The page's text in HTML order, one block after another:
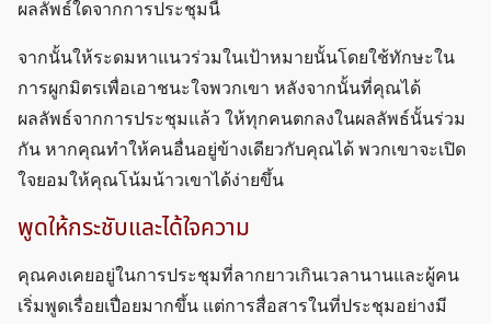
ผลลัพธ์ใดจากการประชุมนี้
จากนั้นให้ระดมหาแนวร่วมในเป้าหมายนั้นโดยใช้ทักษะใน
การผูกมิตรเพื่อเอาชนะใจพวกเขา หลังจากนั้นที่คุณได้
ผลลัพธ์จากการประชุมแล้ว ให้ทุกคนตกลงในผลลัพธ์นั้นร่วม
กัน หากคุณทำให้คนอื่นอยู่ข้างเดียวกับคุณได้ พวกเขาจะเปิด
ใจยอมให้คุณโน้มน้าวเขาได้ง่ายขึ้น
พูดให้กระชับและได้ใจความ
คุณคงเคยอยู่ในการประชุมที่ลากยาวเกินเวลานานและผู้คน
เริ่มพูดเรื่อยเปื่อยมากขึ้น แต่การสื่อสารในที่ประชุมอย่างมี